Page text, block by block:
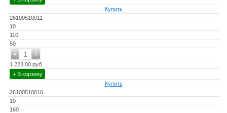
Купить
26100510011
10
110
50
+
- 1
1 223.00 руб
+ В корзину
Купить
26100510016
10
160